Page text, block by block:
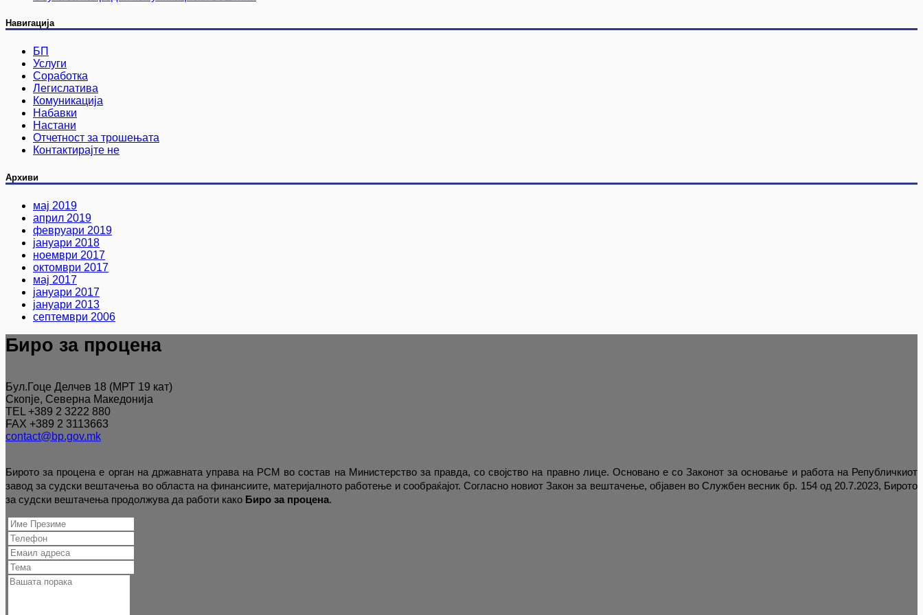
Навигација
БП
Услуги
Соработка
Легислатива
Комуникација
Набавки
Настани
Отчетност за трошењата
Контактирајте не
Архиви
мај 2019
април 2019
февруари 2019
јануари 2018
ноември 2017
октомври 2017
мај 2017
јануари 2017
јануари 2013
септември 2006
Биро за процена
Бул.Гоце Делчев 18 (МРТ 19 кат)
Скопје, Северна Македонија
TEL +389 2 3222 880
FAX +389 2 3113663
contact@bp.gov.mk
Бирото за процена е орган на државната управа на РСМ во состав на Министерство за правда, со својство на правно лице. Основано е со Законот за основање и работа на Републичкиот
завод за судски вештачења во областа на финансиите, материјалното работење и сообраќајот. Согласно новиот Закон за вештачење, објавен во Службен весник бр. 154 од 20.7.2023, Бирото
за судски вештачења продолжува да работи како Биро за процена.